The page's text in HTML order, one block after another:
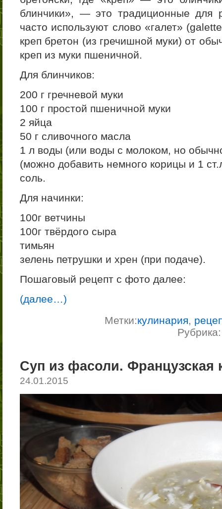
блинчики», — это традиционные для
часто используют слово «галет»
креп бретон (из гречишной муки) от
креп из муки пшеничной.
Для блинчиков:
200 г гречневой муки
100 г простой пшеничной муки
2 яйца
50 г сливочного масла
1 л воды (или воды с молоком, но
(можно добавить немного корицы и 1
соль.
Для начинки:
100г ветчины
100г твёрдого сыра
тимьян
зелень петрушки и хрен (при подаче).
Пошаговый рецепт с фото далее:
(далее…)
Метки:кулинария,
Суп из фасоли. Французская
24.01.2015